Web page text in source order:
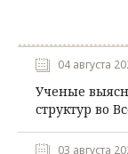
04 августа
Ученые
структур во
03 августа